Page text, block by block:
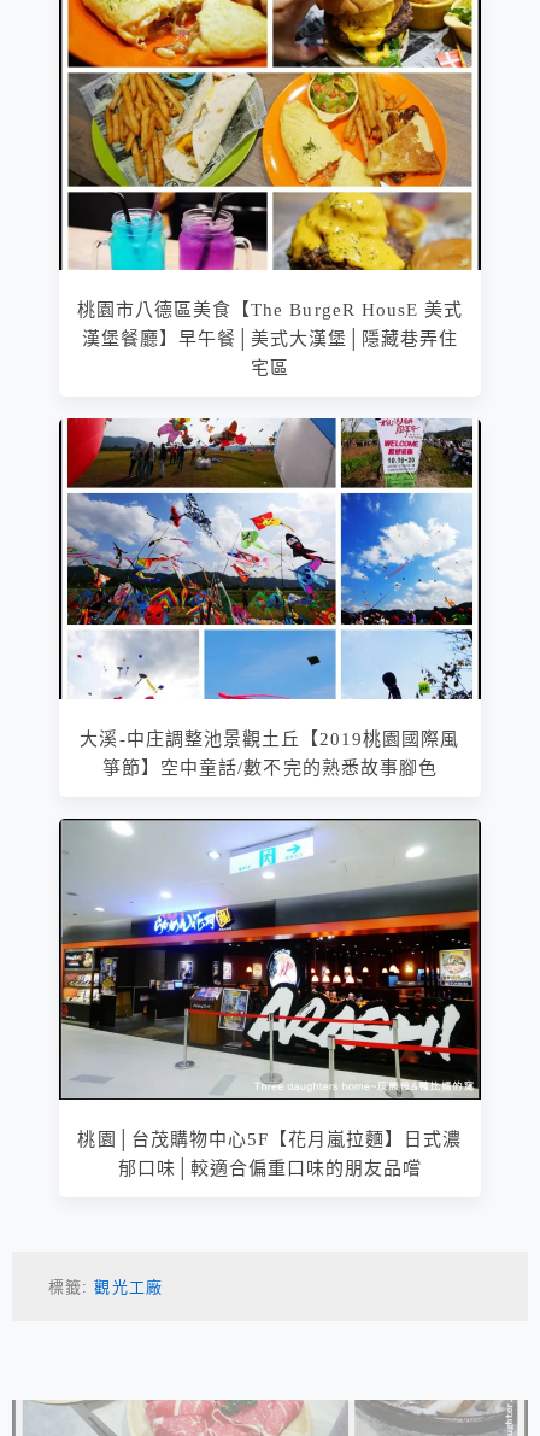
桃園市八德區美食【The BurgeR HousE 美式
漢堡餐廳】早午餐│美式大漢堡│隱藏巷弄住
宅區
大溪-中庄調整池景觀土丘【2019桃園國際風
箏節】空中童話/數不完的熟悉故事腳色
桃園│台茂購物中心5F【花月嵐拉麵】日式濃
郁口味│較適合偏重口味的朋友品嚐
標籤:觀光工廠
相連文章